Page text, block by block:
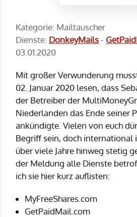
Kategorie: Mailtauscher
Dienste: DonkeyMails-
03.01.2020
Mit großer Verwunderung
02. Januar 2020 lesen, dass
der Betreiber der
Niederlanden das Ende seiner
ankündigte. Vielen von euch
Begriff sein, doch international
über viele Jahre hinweg stetig
der Meldung alle Dienste
ich sie hier kurz auflisten:
MyFreeShares.com
GetPaidMail.com